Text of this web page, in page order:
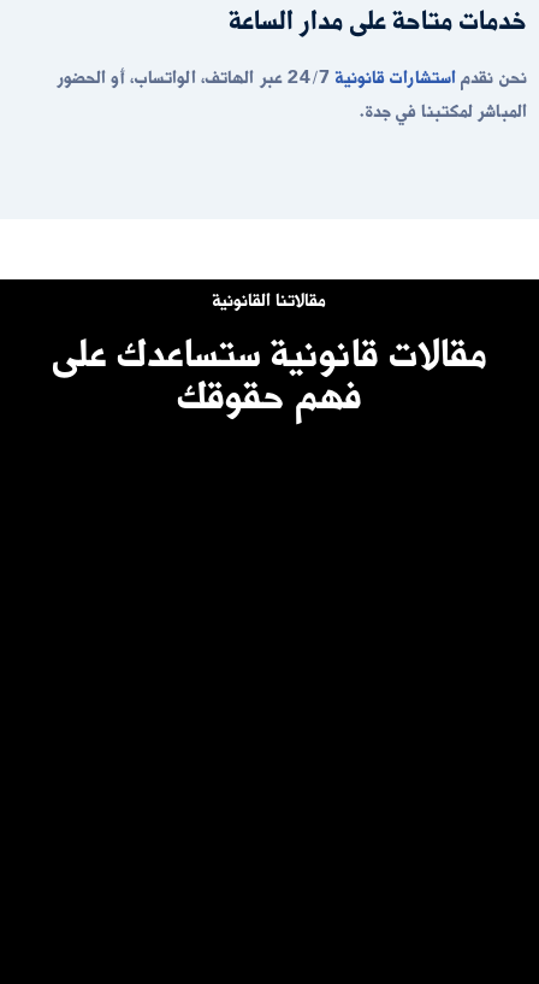
خدمات متاحة على مدار الساعة
نحن نقدماستشارات قانونية
24/7 عبر الهاتف، الواتساب، أو الحضور
المباشر لمكتبنا في جدة.
مقالاتنا القانونية
مقالات قانونية ستساعدك على
فهم حقوقك